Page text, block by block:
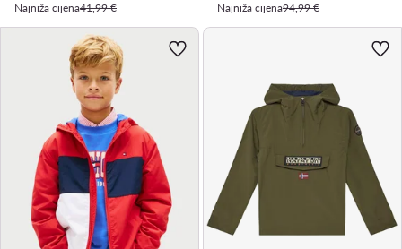
Najniža cijena41,99 € Najniža cijena94,99 €